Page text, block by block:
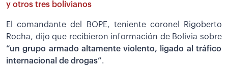
y otros tres bolivianos
El comandante del BOPE, teniente coronel Rigoberto
Rocha, dijo que recibieron información de Bolivia sobre
“un grupo armado altamente violento, ligado al tráfico
internacional de drogas”.